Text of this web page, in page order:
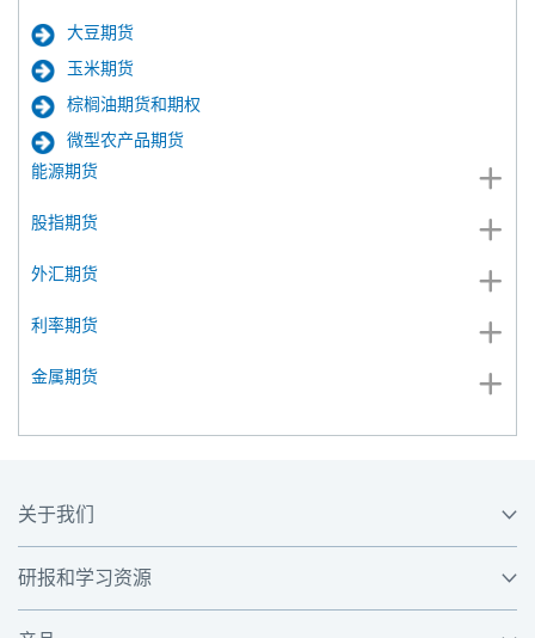
大豆期货
玉米期货
棕榈油期货和期权
微型农产品期货
能源期货
股指期货
外汇期货
利率期货
金属期货
关于我们
研报和学习资源